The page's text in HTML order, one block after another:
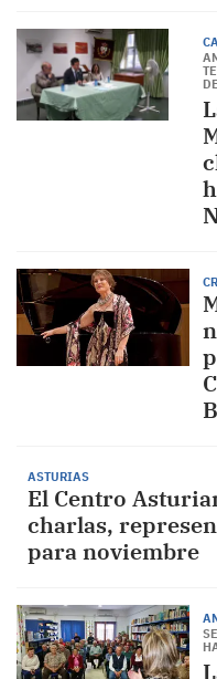
ASTURIAS
El Centro
charlas,
para noviembre